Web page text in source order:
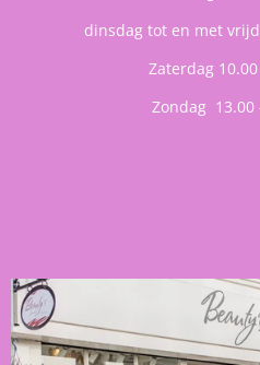
dinsdag tot en met
Zaterdag
Zondag 13.00